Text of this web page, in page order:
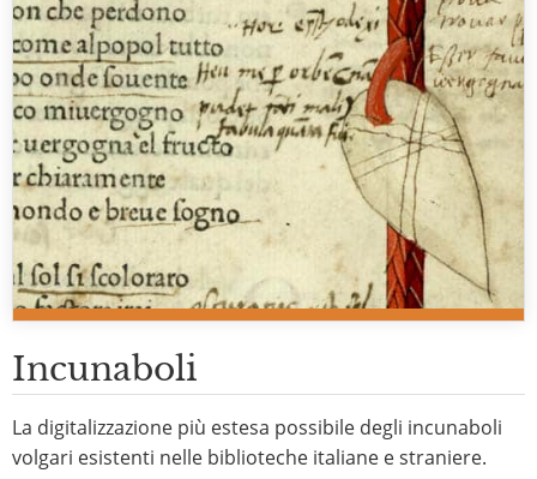
Incunaboli
La digitalizzazione più estesa possibile degli incunaboli
volgari esistenti nelle biblioteche italiane e straniere.